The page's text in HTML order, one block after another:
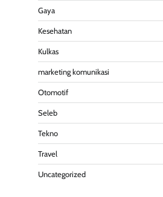
Gaya
Kesehatan
Kulkas
marketing komunikasi
Otomotif
Seleb
Tekno
Travel
Uncategorized